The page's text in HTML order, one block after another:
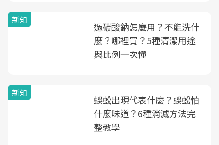
新知
過碳酸鈉怎麼用？不能洗什
麼？哪裡買？5種清潔用途
與比例一次懂
新知
蜈蚣出現代表什麼？蜈蚣怕
什麼味道？6種消滅方法完
整教學